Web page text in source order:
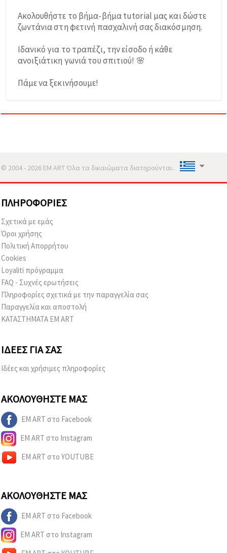
Ακολουθήστε το βήμα-βήμα tutorial μας και δώστε
ζωντάνια στη φετινή πασχαλινή σας διακόσμηση.
Ιδανικό για το τραπέζι, την είσοδο ή κάθε
ανοιξιάτικη γωνιά του σπιτιού! 🌸
Πάμε να ξεκινήσουμε!
© 2004 - 2026 EM ART Όλα τα δικαιώματα διατηρούνται..
ΠΛΗΡΟΦΟΡΊΕΣ
Σχετικά με εμάς
Όροι χρήσης
Πολιτική Απορρήτου
Cookies
Loyaliti πρόγραμμα
FAQ - Συχνές ερωτήσεις
Πληροφορίες σχετικά με την παραγγελία σας
Παραγγελία και αποστολή
ΚΑΤΑΣΤΗΜΑΤΑ EM ART
ΙΔΈΕΣ ΓΙΑ ΣΑΣ
Ιδέες και χρήσιμες πληροφορίες
ΑΚΟΛΟΥΘΉΣΤΕ ΜΑΣ
EM ART στο Facebook
EM ART στο Instagram
EM ART στο YOUTUBE
ΑΚΟΛΟΥΘΉΣΤΕ ΜΑΣ
EM ART στο Facebook
EM ART στο Instagram